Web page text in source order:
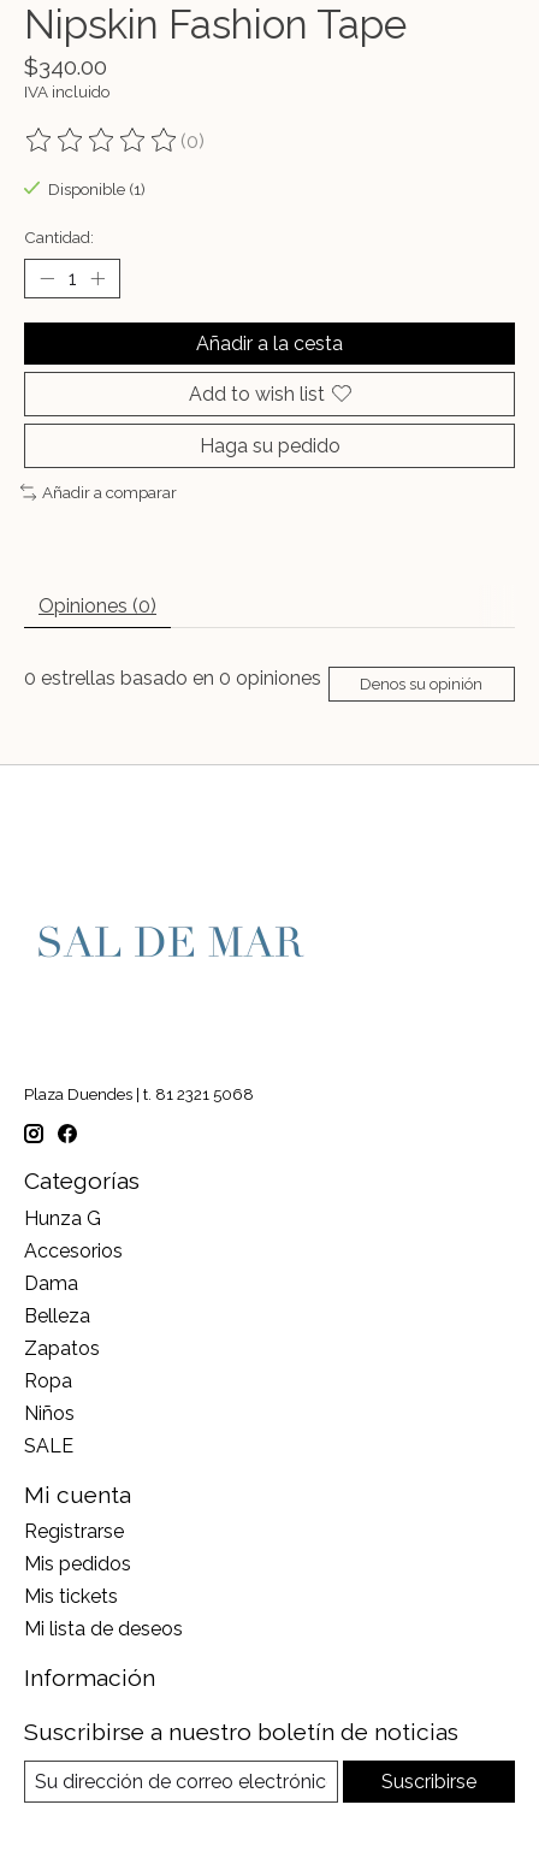
Nipskin Fashion Tape
$340.00
IVA incluido
The rating of this product is
(0)
Disponible (1)
Cantidad:
Añadir a la cesta
Add to wish list
Haga su pedido
Añadir a comparar
Opiniones (0)
0 estrellas basado en 0 opiniones Denos su opinión
Plaza Duendes | t. 81 2321 5068
Categorías
Hunza G
Accesorios
Dama
Belleza
Zapatos
Ropa
Niños
SALE
Mi cuenta
Registrarse
Mis pedidos
Mis tickets
Mi lista de deseos
Información
Suscribirse a nuestro boletín de noticias
Suscribirse